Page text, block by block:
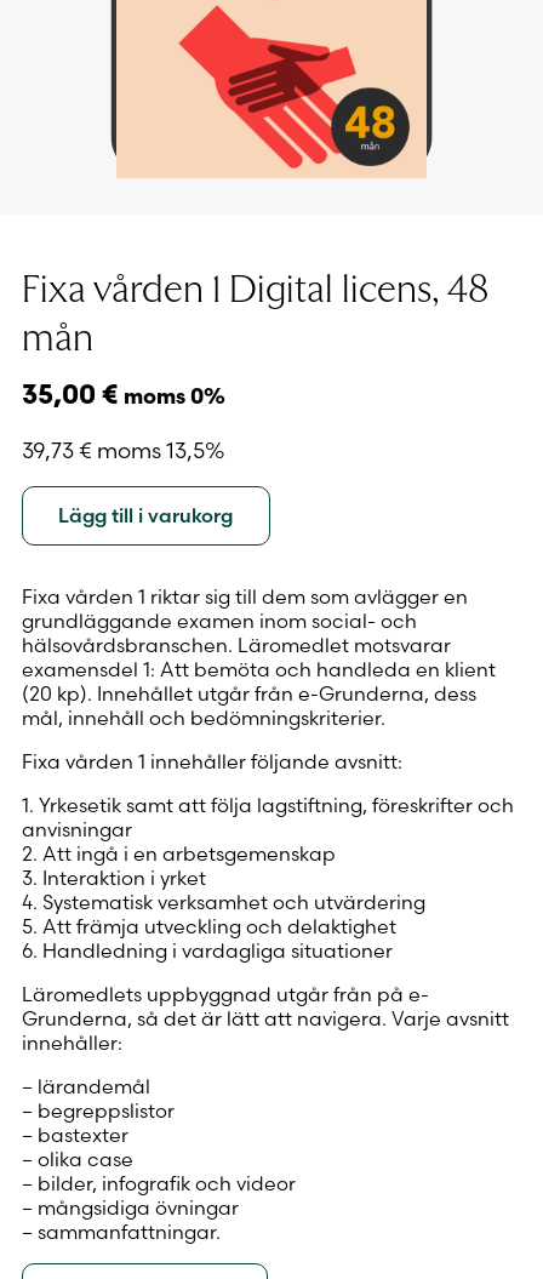
Fixa vården 1 Digital licens, 48
mån
35,00 € moms 0%
39,73€ moms 13,5%
Lägg till i varukorg
Fixa vården 1 riktar sig till dem som avlägger en
grundläggande examen inom social- och
hälsovårdsbranschen. Läromedlet motsvarar
examensdel 1: Att bemöta och handleda en klient
(20 kp). Innehållet utgår från e-Grunderna, dess
mål, innehåll och bedömningskriterier.
Fixa vården 1 innehåller följande avsnitt:
1. Yrkesetik samt att följa lagstiftning, föreskrifter och
anvisningar
2. Att ingå i en arbetsgemenskap
3. Interaktion i yrket
4. Systematisk verksamhet och utvärdering
5. Att främja utveckling och delaktighet
6. Handledning i vardagliga situationer
Läromedlets uppbyggnad utgår från på e-
Grunderna, så det är lätt att navigera. Varje avsnitt
innehåller:
– lärandemål
– begreppslistor
– bastexter
– olika case
– bilder, infografik och videor
– mångsidiga övningar
– sammanfattningar.